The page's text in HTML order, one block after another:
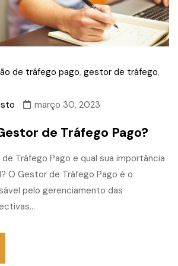
de tráfego pago, gestor de tráfego,
março 30, 2023
de Tráfego Pago?
Tráfego Pago e qual sua importância
O Gestor de Tráfego Pago é o
pelo gerenciamento das